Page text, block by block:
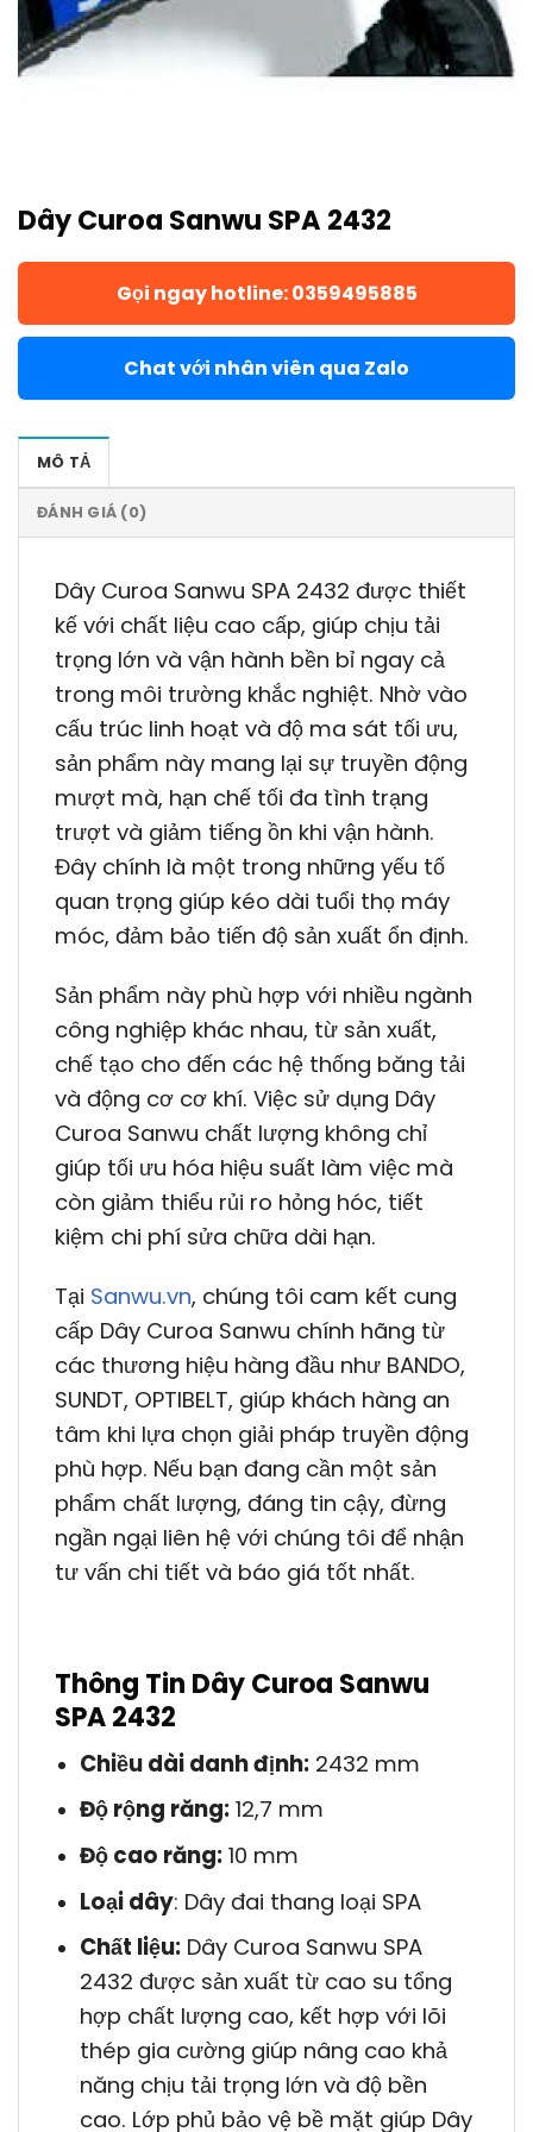
Dây Curoa Sanwu SPA 2432
Gọi ngay hotline: 0359495885
Chat với nhân viên qua Zalo
MÔ TẢ
ĐÁNH GIÁ (0)
Dây Curoa Sanwu SPA 2432 được thiết
kế với chất liệu cao cấp, giúp chịu tải
trọng lớn và vận hành bền bỉ ngay cả
trong môi trường khắc nghiệt. Nhờ vào
cấu trúc linh hoạt và độ ma sát tối ưu,
sản phẩm này mang lại sự truyền động
mượt mà, hạn chế tối đa tình trạng
trượt và giảm tiếng ồn khi vận hành.
Đây chính là một trong những yếu tố
quan trọng giúp kéo dài tuổi thọ máy
móc, đảm bảo tiến độ sản xuất ổn định.
Sản phẩm này phù hợp với nhiều ngành
công nghiệp khác nhau, từ sản xuất,
chế tạo cho đến các hệ thống băng tải
và động cơ cơ khí. Việc sử dụng Dây
Curoa Sanwu chất lượng không chỉ
giúp tối ưu hóa hiệu suất làm việc mà
còn giảm thiểu rủi ro hỏng hóc, tiết
kiệm chi phí sửa chữa dài hạn.
Tại Sanwu.vn, chúng tôi cam kết cung
cấp Dây Curoa Sanwu chính hãng từ
các thương hiệu hàng đầu như BANDO,
SUNDT, OPTIBELT, giúp khách hàng an
tâm khi lựa chọn giải pháp truyền động
phù hợp. Nếu bạn đang cần một sản
phẩm chất lượng, đáng tin cậy, đừng
ngần ngại liên hệ với chúng tôi để nhận
tư vấn chi tiết và báo giá tốt nhất.
Thông Tin Dây Curoa Sanwu
SPA 2432
Chiều dài danh định:2432 mm
Độ rộng răng:12,7 mm
Độ cao răng:10 mm
Loại dây: Dây đai thang loại SPA
Chất liệu:Dây Curoa Sanwu SPA
2432 được sản xuất từ cao su tổng
hợp chất lượng cao, kết hợp với lõi
thép gia cường giúp nâng cao khả
năng chịu tải trọng lớn và độ bền
cao. Lớp phủ bảo vệ bề mặt giúp Dây